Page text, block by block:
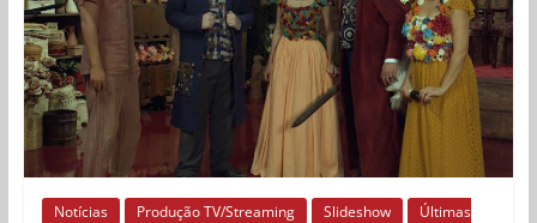
Notícias Produção TV/Streaming Slideshow
Últimas